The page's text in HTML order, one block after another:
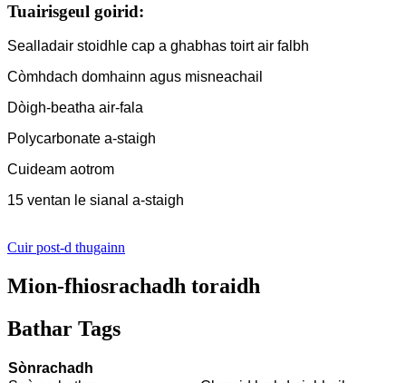
Tuairisgeul goirid:
Sealladair stoidhle cap a ghabhas toirt air falbh
Còmhdach domhainn agus misneachail
Dòigh-beatha air-fala
Polycarbonate a-staigh
Cuideam aotrom
15 ventan le sianal a-staigh
Cuir post-d thugainn
Mion-fhiosrachadh toraidh
Bathar Tags
Sònrachadh